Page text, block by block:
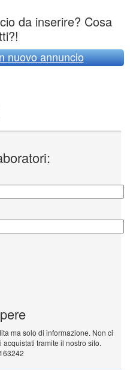
da inserire? Cosa
nuovo annuncio
ma solo di informazione. Non ci
tramite il nostro sito.